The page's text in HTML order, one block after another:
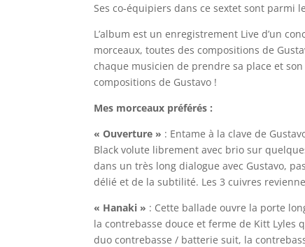
Ses co-équipiers dans ce sextet sont parmi
L’album est un enregistrement Live d’un
morceaux, toutes des compositions de
chaque musicien de prendre sa place et
compositions de Gustavo !
Mes morceaux préférés :
« Ouverture » : Entame à la clave de
Black volute librement avec brio sur
dans un très long dialogue avec Gustavo,
délié et de la subtilité. Les 3 cuivres
« Hanaki » : Cette ballade ouvre la porte
la contrebasse douce et ferme de Kitt
duo contrebasse / batterie suit, la